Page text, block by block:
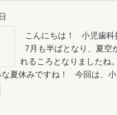
こんにちは！ 小児歯科
7月も半ばとなり、夏空
れるころとなりましたね
な夏休みですね！ 今回は、